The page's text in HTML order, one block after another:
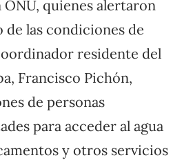
quienes alertaron
las condiciones de
residente del
Francisco Pichón,
de personas
para acceder al agua
y otros servicios